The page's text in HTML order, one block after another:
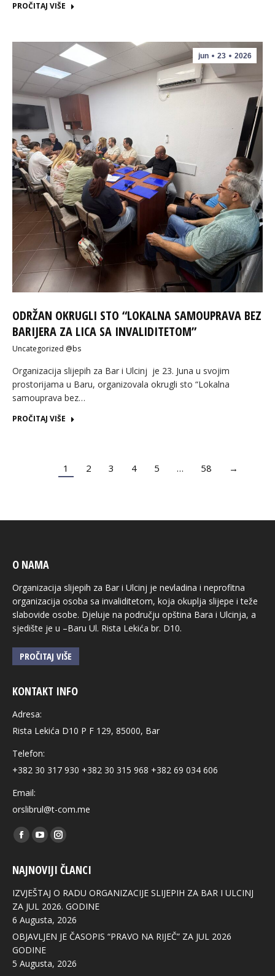
PROČITAJ VIŠE
jun 23 2026
ODRŽAN OKRUGLI STO “LOKALNA SAMOUPRAVA BEZ
BARIJERA ZA LICA SA INVALIDITETOM”
Uncategorized @bs
Organizacija slijepih za Bar i Ulcinj je 23. Juna u svojim
prostorijama u Baru, organizovala okrugli sto “Lokalna
samouprava bez…
PROČITAJ VIŠE
1 2 3 4 5 … 58 →
O NAMA
Organizacija slijepih za Bar i Ulcinj je nevladina i neprofitna
organizacija osoba sa invaliditetom, koja okuplja slijepe i teže
slabovide osobe. Djeluje na području opština Bara i Ulcinja, a
sjedište je u –Baru Ul. Rista Lekića br. D10.
PROČITAJ VIŠE
KONTAKT INFO
Adresa:
Rista Lekića D10 P F 129, 85000, Bar
Telefon:
+382 30 317 930 +382 30 315 968 +382 69 034 606
Email:
orslibrul@t-com.me
Find us on:
Facebook
opens
in
new
window
YouTube
opens
in
new
window
Instagram
opens
in
new
window
NAJNOVIJI ČLANCI
IZVJEŠTAJ O RADU ORGANIZACIJE SLIJEPIH ZA BAR I ULCINJ
ZA JUL 2026. GODINE
6 Augusta, 2026
OBJAVLJEN JE ČASOPIS “PRAVO NA RIJEČ” ZA JUL 2026
GODINE
5 Augusta, 2026